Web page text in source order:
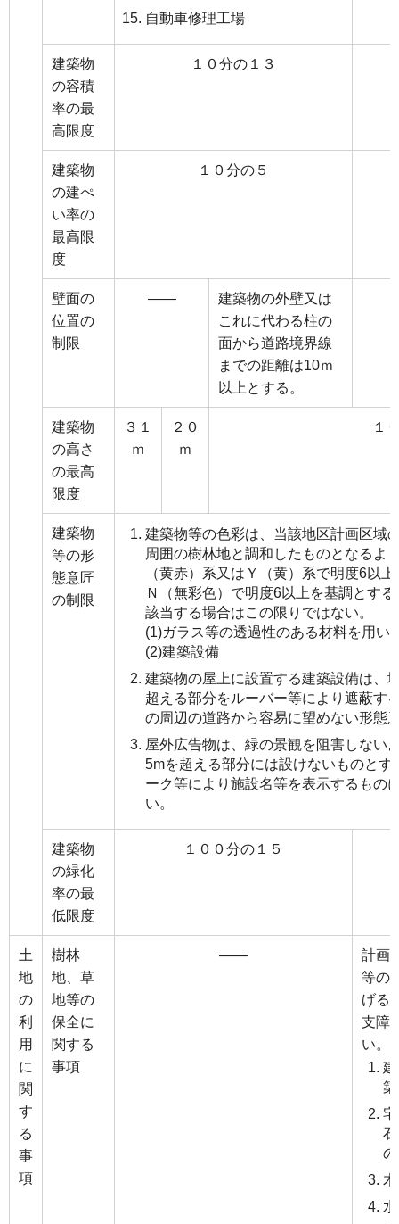
自動車修理工場
建築物
の容積
率の最
高限度
１０分の１３
建築物
の建ぺ
い率の
最高限
度
１０分の５
壁面の
位置の
制限
――
建築物の外壁又は
これに代わる柱の
面から道路境界線
までの距離は10ｍ
以上とする。
建築物
の高さ
の最高
限度
３１
ｍ
２０
ｍ
１
建築物
等の形
態意匠
の制限
建築物等の色彩は、当該地区計画区域
周囲の樹林地と調和したものとなるよ
（黄赤）系又はＹ（黄）系で明度6以
Ｎ（無彩色）で明度6以上を基調とす
該当する場合はこの限りではない。
(1)ガラス等の透過性のある材料を用い
(2)建築設備
建築物の屋上に設置する建築設備は、
超える部分をルーバー等により遮蔽す
の周辺の道路から容易に望めない形態
屋外広告物は、緑の景観を阻害しない
5mを超える部分には設けないものと
ーク等により施設名等を表示するもの
い。
建築物
の緑化
率の最
低限度
１００分の１５
土
地
の
利
用
に
関
す
る
事
項
樹林
地、草
地等の
保全に
関する
事項
――
計画
等の
げる
支障
い。